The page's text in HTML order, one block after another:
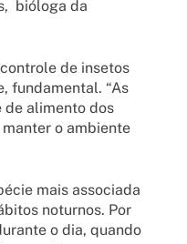
bióloga da
de insetos
fundamental. “As
de alimento dos
o ambiente
mais associada
noturnos. Por
o dia, quando